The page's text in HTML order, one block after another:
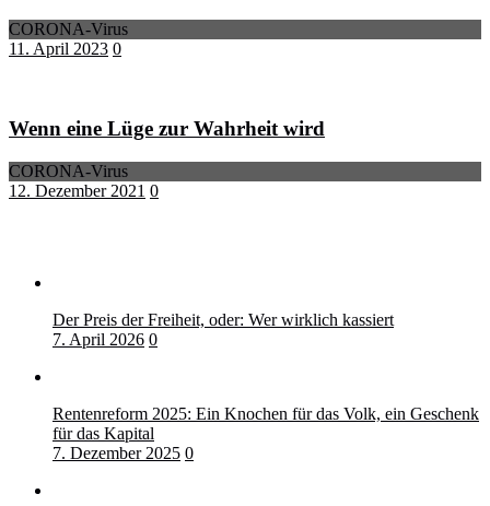
CORONA-Virus
11. April 2023 0
Wenn eine Lüge zur Wahrheit wird
CORONA-Virus
12. Dezember 2021 0
Der Preis der Freiheit, oder: Wer wirklich kassiert
7. April 2026 0
Rentenreform 2025: Ein Knochen für das Volk, ein Geschenk
für das Kapital
7. Dezember 2025 0